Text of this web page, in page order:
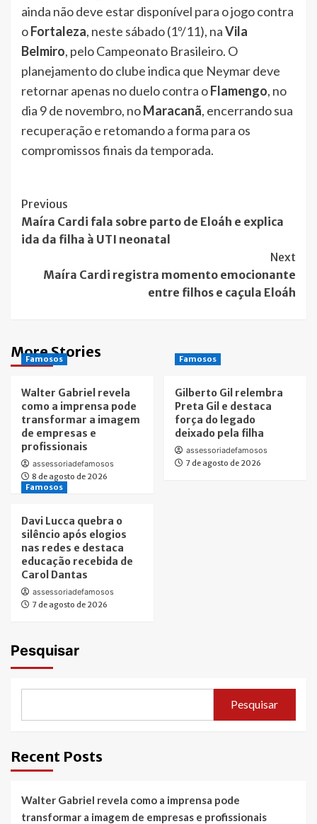
ainda não deve estar disponível para o jogo contra
oFortaleza, neste sábado (1º/11), naVila
Belmiro, pelo Campeonato Brasileiro. O
planejamento do clube indica que Neymar deve
retornar apenas no duelo contra oFlamengo, no
dia 9 de novembro, noMaracanã, encerrando sua
recuperação e retomando a forma para os
compromissos finais da temporada.
Post
Navigation
Previous
Maíra Cardi fala sobre parto de Eloáh e explica
ida da filha à UTI neonatal
Next
Maíra Cardi registra momento emocionante
entre filhos e caçula Eloáh
More Stories
Famosos
Walter Gabriel revela
como a imprensa pode
transformar a imagem
de empresas e
profissionais
assessoriadefamosos
8 de agosto de 2026
Famosos
Gilberto Gil relembra
Preta Gil e destaca
força do legado
deixado pela filha
assessoriadefamosos
7 de agosto de 2026
Famosos
Davi Lucca quebra o
silêncio após elogios
nas redes e destaca
educação recebida de
Carol Dantas
assessoriadefamosos
7 de agosto de 2026
Pesquisar
Pesquisar
Recent Posts
Walter Gabriel revela como a imprensa pode
transformar a imagem de empresas e profissionais